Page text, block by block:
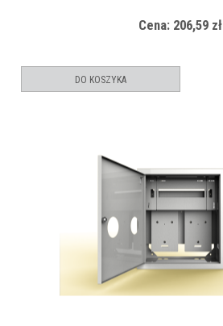
Cena: 206,59 zł
DO KOSZYKA